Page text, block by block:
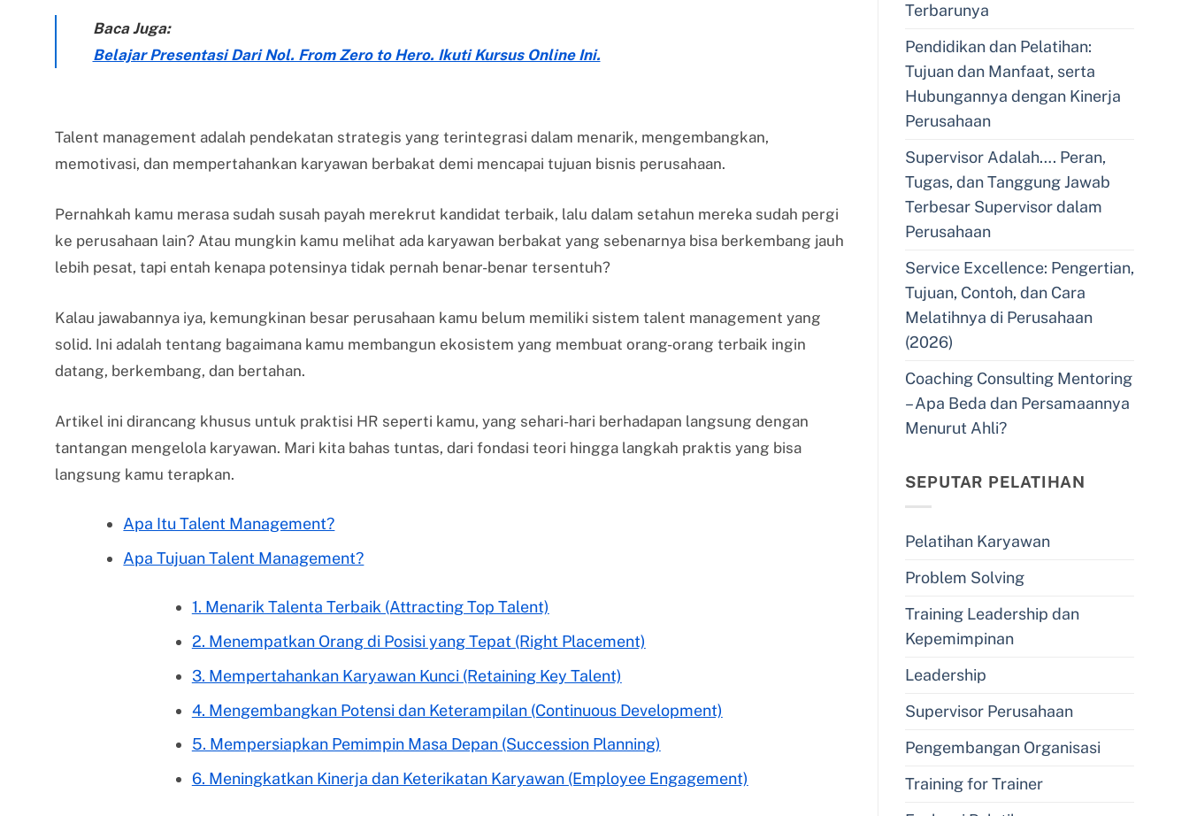
Baca Juga:
Belajar Presentasi Dari Nol. From Zero to Hero. Ikuti Kursus Online Ini.
Talent management adalah pendekatan strategis yang terintegrasi dalam menarik, mengembangkan,
memotivasi, dan mempertahankan karyawan berbakat demi mencapai tujuan bisnis perusahaan.
Pernahkah kamu merasa sudah susah payah merekrut kandidat terbaik, lalu dalam setahun mereka sudah pergi
ke perusahaan lain? Atau mungkin kamu melihat ada karyawan berbakat yang sebenarnya bisa berkembang jauh
lebih pesat, tapi entah kenapa potensinya tidak pernah benar-benar tersentuh?
Kalau jawabannya iya, kemungkinan besar perusahaan kamu belum memiliki sistem talent management yang
solid. Ini adalah tentang bagaimana kamu membangun ekosistem yang membuat orang-orang terbaik ingin
datang, berkembang, dan bertahan.
Artikel ini dirancang khusus untuk praktisi HR seperti kamu, yang sehari-hari berhadapan langsung dengan
tantangan mengelola karyawan. Mari kita bahas tuntas, dari fondasi teori hingga langkah praktis yang bisa
langsung kamu terapkan.
Apa Itu Talent Management?
Apa Tujuan Talent Management?
1. Menarik Talenta Terbaik (Attracting Top Talent)
2. Menempatkan Orang di Posisi yang Tepat (Right Placement)
3. Mempertahankan Karyawan Kunci (Retaining Key Talent)
4. Mengembangkan Potensi dan Keterampilan (Continuous Development)
5. Mempersiapkan Pemimpin Masa Depan (Succession Planning)
6. Meningkatkan Kinerja dan Keterikatan Karyawan (Employee Engagement)
Terbarunya
Pendidikan dan Pelatihan:
Tujuan dan Manfaat, serta
Hubungannya dengan Kinerja
Perusahaan
Supervisor Adalah…. Peran,
Tugas, dan Tanggung Jawab
Terbesar Supervisor dalam
Perusahaan
Service Excellence: Pengertian,
Tujuan, Contoh, dan Cara
Melatihnya di Perusahaan
(2026)
Coaching Consulting Mentoring
– Apa Beda dan Persamaannya
Menurut Ahli?
SEPUTAR PELATIHAN
Pelatihan Karyawan
Problem Solving
Training Leadership dan
Kepemimpinan
Leadership
Supervisor Perusahaan
Pengembangan Organisasi
Training for Trainer